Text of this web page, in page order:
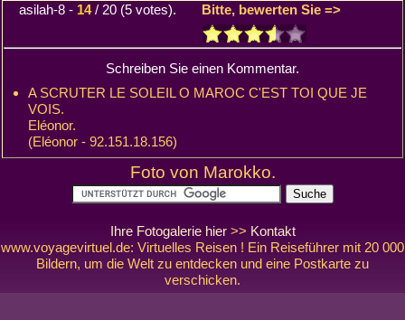
asilah-8 - 14/ 20 (5 votes). Bitte, bewerten Sie =>
Schreiben Sie einen Kommentar.
A SCRUTER LE SOLEIL O MAROC C'EST TOI QUE JE
VOIS.
Eléonor.
(Eléonor - 92.151.18.156)
Foto von Marokko.
Ihre Fotogalerie hier>> Kontakt
www.voyagevirtuel.de: Virtuelles Reisen ! Ein Reiseführer mit 20 000
Bildern, um die Welt zu entdecken und eine Postkarte zu
verschicken.